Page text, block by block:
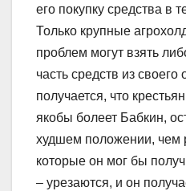
его покупку средства в
Только крупные
проблем могут взять
часть средств из своего
получается, что
якобы болеет Бабкин,
худшем положении, чем
которые он мог бы
– урезаются, и он